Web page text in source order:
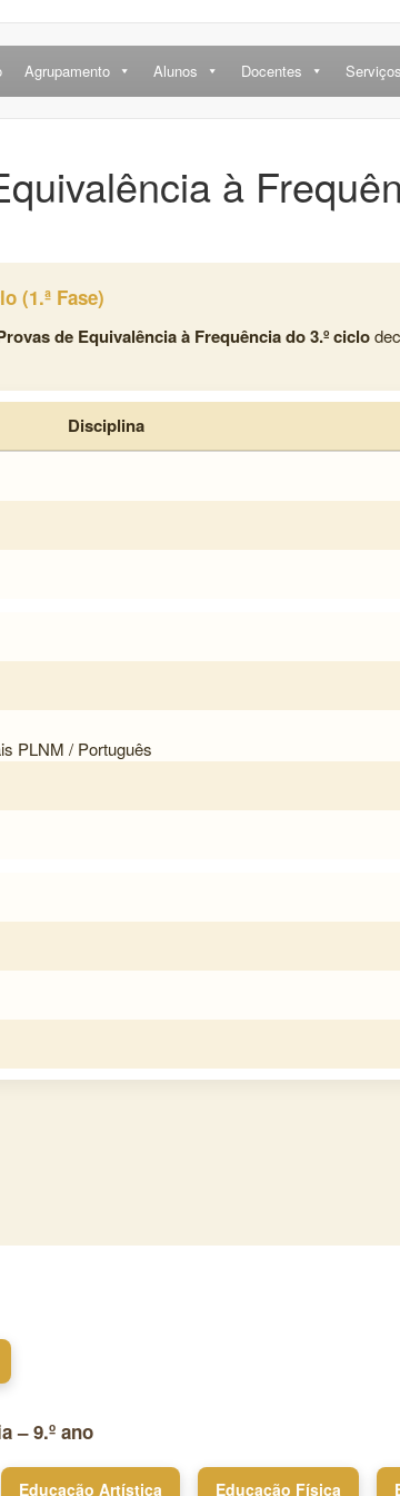
Agrupamento Alunos Docentes Serviços
à
(1.ª Fase)
de Equivalência à Frequência do 3.º ciclo
Disciplina
PLNM / Português
– 9.º ano
Educação Artística Educação Física